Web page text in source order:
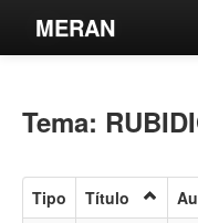
MERAN
Búsqueda Avanzada
Tema:
Tipo Título